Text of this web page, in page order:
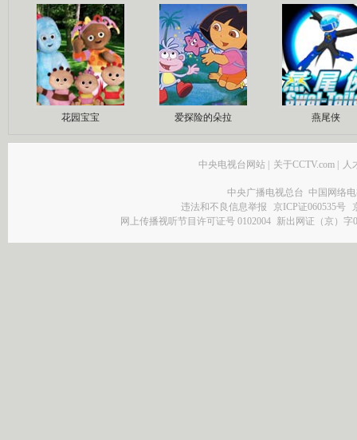
花园宝宝 爱探险的朵拉 燕尾侠
中央电视台网站 | 关于CCTV.com | 人
中央广播电视总台 中国网络
违法和不良信息举报
京ICP证060535号
网上传播视听节目许可证号 0102004 新出网证（京）